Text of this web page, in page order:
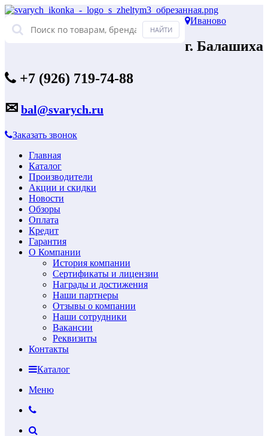
Иваново
г. Балашиха
+7 (926) 719-74-88
✉ bal@svarych.ru
Заказать звонок
Главная
Каталог
Производители
Акции и скидки
Новости
Обзоры
Оплата
Кредит
Гарантия
О Компании
История компании
Сертификаты и лицензии
Награды и достижения
Наши партнеры
Отзывы о компании
Наши сотрудники
Вакансии
Реквизиты
Контакты
Каталог
Меню